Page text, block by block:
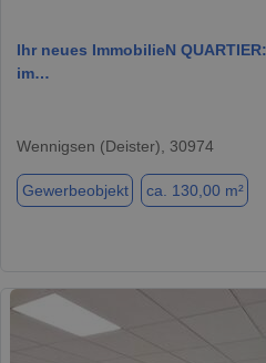
Ihr neues ImmobilieN
im…
Wennigsen (Deister), 30974
Gewerbeobjekt ca. 130,00 m²